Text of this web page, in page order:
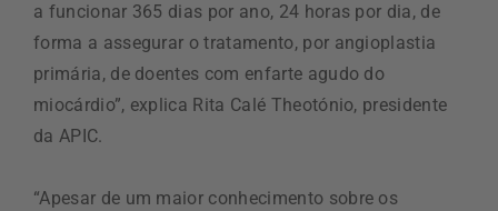
a funcionar 365 dias por ano, 24 horas por dia, de
forma a assegurar o tratamento, por angioplastia
primária, de doentes com enfarte agudo do
miocárdio”, explica Rita Calé Theotónio, presidente
da APIC.
“Apesar de um maior conhecimento sobre os